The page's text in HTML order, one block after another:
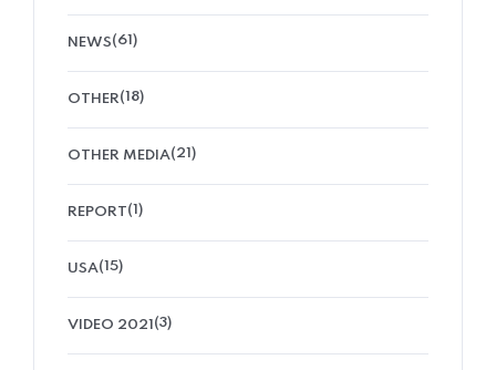
NEWS(61)
OTHER(18)
OTHER MEDIA(21)
REPORT(1)
USA(15)
VIDEO 2021 (3)